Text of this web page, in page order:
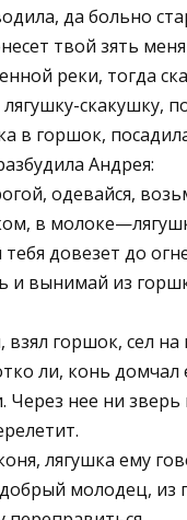
да больно
твой зять
реки, тогда
лягушку-скакушку,
в горшок,
Андрея:
одевайся,
в
довезет до
и вынимай из
взял горшок, сел на
ли, конь домчал
Через нее ни зверь
лягушка ему
молодец, из